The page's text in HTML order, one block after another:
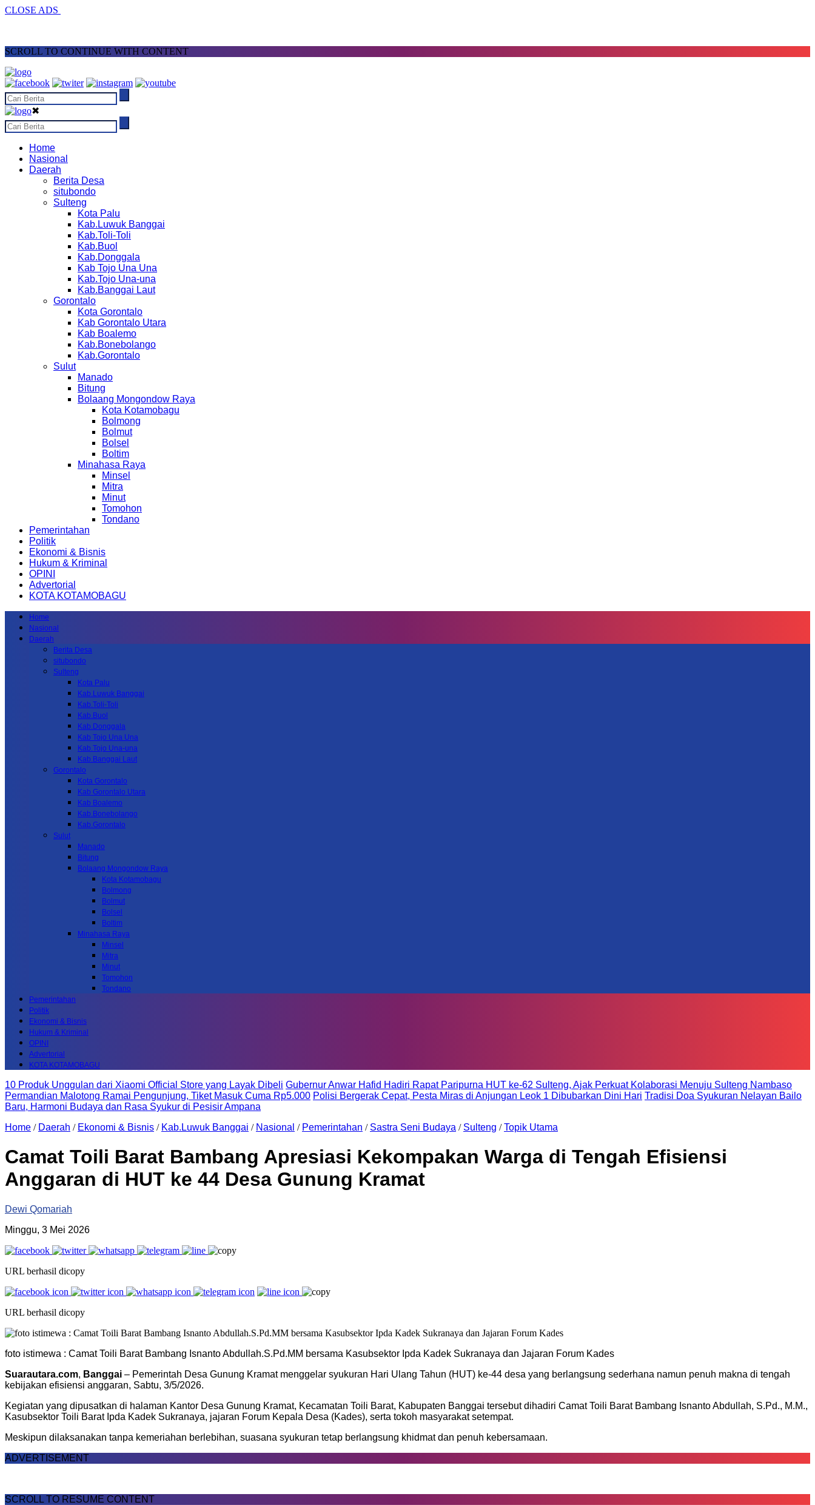
CLOSE ADS
SCROLL TO CONTINUE WITH CONTENT
✖
Home
Nasional
Daerah
Berita Desa
situbondo
Sulteng
Kota Palu
Kab.Luwuk Banggai
Kab.Toli-Toli
Kab.Buol
Kab.Donggala
Kab Tojo Una Una
Kab.Tojo Una-una
Kab.Banggai Laut
Gorontalo
Kota Gorontalo
Kab Gorontalo Utara
Kab Boalemo
Kab.Bonebolango
Kab.Gorontalo
Sulut
Manado
Bitung
Bolaang Mongondow Raya
Kota Kotamobagu
Bolmong
Bolmut
Bolsel
Boltim
Minahasa Raya
Minsel
Mitra
Minut
Tomohon
Tondano
Pemerintahan
Politik
Ekonomi & Bisnis
Hukum & Kriminal
OPINI
Advertorial
KOTA KOTAMOBAGU
Home
Nasional
Daerah
Berita Desa
situbondo
Sulteng
Kota Palu
Kab.Luwuk Banggai
Kab.Toli-Toli
Kab.Buol
Kab.Donggala
Kab Tojo Una Una
Kab.Tojo Una-una
Kab.Banggai Laut
Gorontalo
Kota Gorontalo
Kab Gorontalo Utara
Kab Boalemo
Kab.Bonebolango
Kab.Gorontalo
Sulut
Manado
Bitung
Bolaang Mongondow Raya
Kota Kotamobagu
Bolmong
Bolmut
Bolsel
Boltim
Minahasa Raya
Minsel
Mitra
Minut
Tomohon
Tondano
Pemerintahan
Politik
Ekonomi & Bisnis
Hukum & Kriminal
OPINI
Advertorial
KOTA KOTAMOBAGU
10 Produk Unggulan dari Xiaomi Official Store yang Layak Dibeli Gubernur Anwar Hafid Hadiri Rapat Paripurna HUT ke-62 Sulteng, Ajak Perkuat Kolaborasi Menuju Sulteng Nambaso
Permandian Malotong Ramai Pengunjung, Tiket Masuk Cuma Rp5.000 Polisi Bergerak Cepat, Pesta Miras di Anjungan Leok 1 Dibubarkan Dini Hari Tradisi Doa Syukuran Nelayan Bailo
Baru, Harmoni Budaya dan Rasa Syukur di Pesisir Ampana
Home / Daerah / Ekonomi & Bisnis / Kab.Luwuk Banggai / Nasional / Pemerintahan / Sastra Seni Budaya / Sulteng /Topik Utama
Camat Toili Barat Bambang Apresiasi Kekompakan Warga di Tengah Efisiensi
Anggaran di HUT ke 44 Desa Gunung Kramat
Dewi Qomariah
Minggu, 3 Mei 2026
URL berhasil dicopy
URL berhasil dicopy
foto istimewa : Camat Toili Barat Bambang Isnanto Abdullah.S.Pd.MM bersama Kasubsektor Ipda Kadek Sukranaya dan Jajaran Forum Kades
Suarautara.com, Banggai – Pemerintah Desa Gunung Kramat menggelar syukuran Hari Ulang Tahun (HUT) ke-44 desa yang berlangsung sederhana namun penuh makna di tengah
kebijakan efisiensi anggaran, Sabtu, 3/5/2026.
Kegiatan yang dipusatkan di halaman Kantor Desa Gunung Kramat, Kecamatan Toili Barat, Kabupaten Banggai tersebut dihadiri Camat Toili Barat Bambang Isnanto Abdullah, S.Pd., M.M.,
Kasubsektor Toili Barat Ipda Kadek Sukranaya, jajaran Forum Kepala Desa (Kades), serta tokoh masyarakat setempat.
Meskipun dilaksanakan tanpa kemeriahan berlebihan, suasana syukuran tetap berlangsung khidmat dan penuh kebersamaan.
ADVERTISEMENT
SCROLL TO RESUME CONTENT